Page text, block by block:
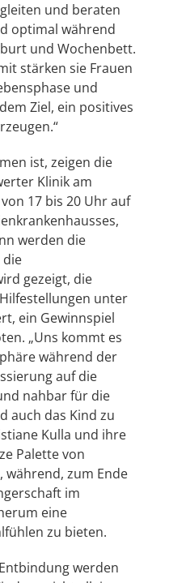
und beraten
optimal während
und Wochenbett.
stärken sie Frauen
und
Ziel, ein positives
ist, zeigen die
Klinik am
17 bis 20 Uhr auf
werden die
die
gezeigt, die
unter
ein Gewinnspiel
„Uns kommt es
während der
auf die
nahbar für die
auch das Kind zu
Kulla und ihre
Palette von
während, zum Ende
im
eine
zu bieten.
werden